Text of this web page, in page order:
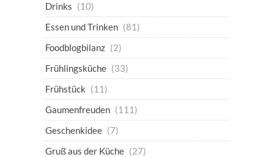
Drinks (10)
Essen und Trinken (81)
Foodblogbilanz (2)
Frühlingsküche (33)
Frühstück (11)
Gaumenfreuden (111)
Geschenkidee (7)
Gruß aus der Küche (27)